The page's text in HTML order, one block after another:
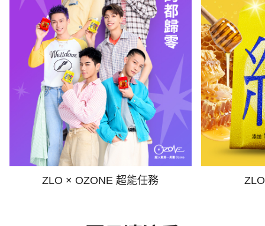
ZLO × OZONE 超能任務